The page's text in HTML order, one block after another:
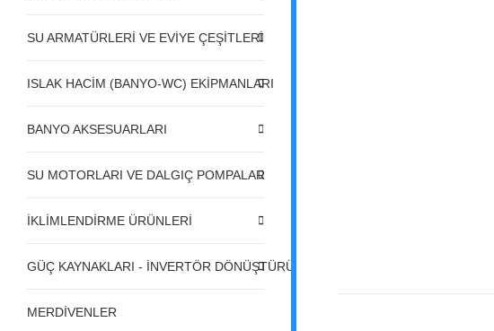
SU ARMATÜRLERİ VE EVİYE ÇEŞİTLERİ
ISLAK HACİM (BANYO-WC) EKİPMANLARI
BANYO AKSESUARLARI
SU MOTORLARI VE DALGIÇ POMPALAR
İKLİMLENDİRME ÜRÜNLERİ
GÜÇ KAYNAKLARI - İNVERTÖR DÖNÜŞTÜRÜCÜLER - REGÜLATÖRLER
MERDİVENLER